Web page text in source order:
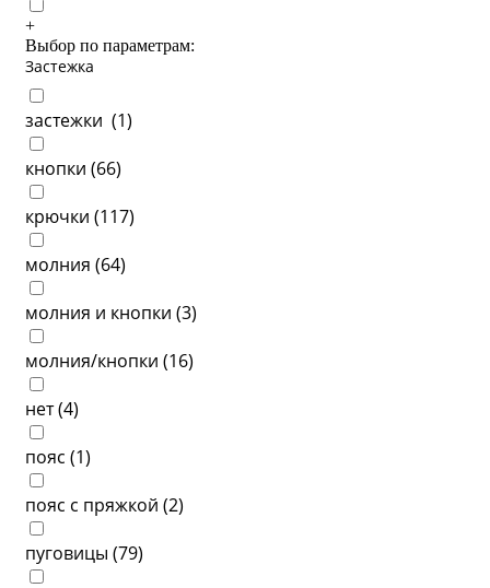
+
Выбор по параметрам:
Застежка
застежки (1)
кнопки (66)
крючки (117)
молния (64)
молния и кнопки (3)
молния/кнопки (16)
нет (4)
пояс (1)
пояс с пряжкой (2)
пуговицы (79)